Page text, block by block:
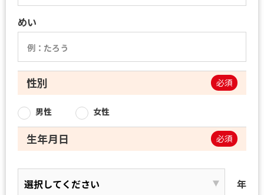
めい
性別 必須
男性 女性
生年月日 必須
年